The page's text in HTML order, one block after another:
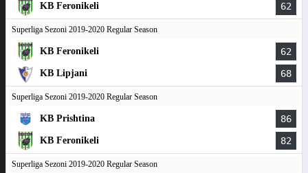
KB Feronikeli 62
Superliga Sezoni 2019-2020 Regular Season
KB Feronikeli 62
KB Lipjani 68
Superliga Sezoni 2019-2020 Regular Season
KB Prishtina 86
KB Feronikeli 82
Superliga Sezoni 2019-2020 Regular Season